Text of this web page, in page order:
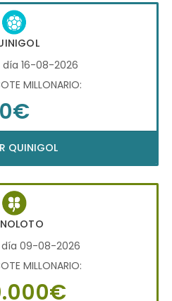
16-08-2026
MILLONARIO:
0€
QUINIGOL
09-08-2026
MILLONARIO: